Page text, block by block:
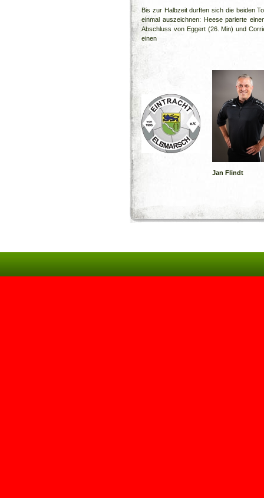
Bis zur Halbzeit durften sich die beiden
einmal auszeichnen: Heese parierte
Abschluss von Eggert (26. Min) und
einen
Jan Flindt